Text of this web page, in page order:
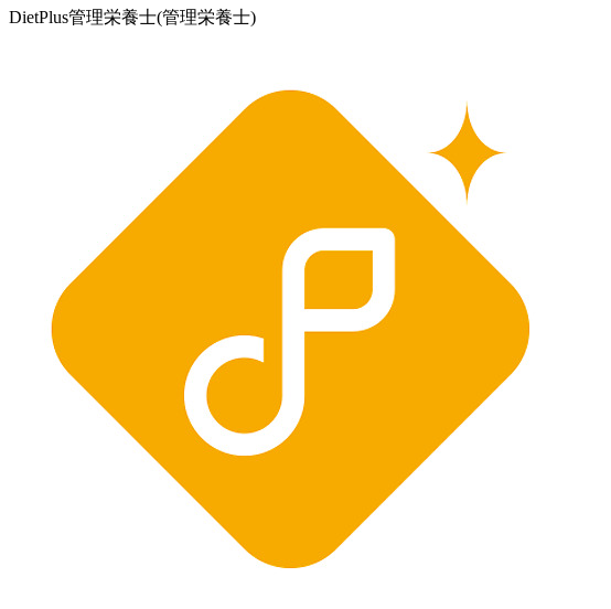
DietPlus管理栄養士(管理栄養士)